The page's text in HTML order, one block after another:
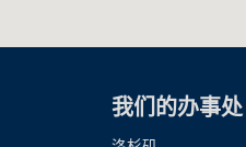
我们的办事处